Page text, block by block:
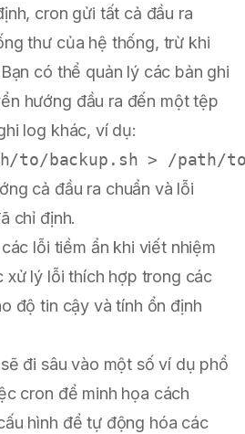
cron gửi tất cả đầu ra
thư của hệ thống, trừ khi
có thể quản lý các bản ghi
hướng đầu ra đến một tệp
log khác, ví dụ:
cả đầu ra chuẩn và lỗi
chỉ định.
lỗi tiềm ẩn khi viết nhiệm
xử lý lỗi thích hợp trong các
độ tin cậy và tính ổn định
đi sâu vào một số ví dụ phổ
cron để minh họa cách
hình để tự động hóa các